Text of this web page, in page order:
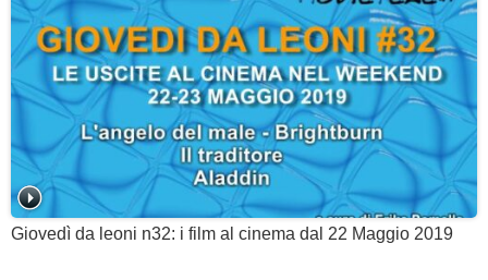
Giovedì da leoni n32: i film al cinema dal 22 Maggio 2019